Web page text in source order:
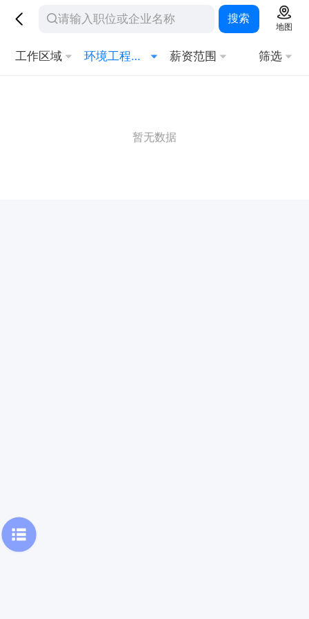
搜索
地图
工作区域 环境工程技术 薪资范围 筛选
暂无数据